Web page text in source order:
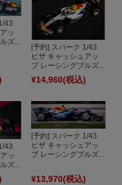
43
ッ
ズ...
[予約] スパーク 1/43
ビザ キャッシュアッ
プ レーシングブルズ...
¥14,960(税込)
43
ッ
ズ...
[予約] スパーク 1/43
ビザ キャッシュアッ
プ レーシングブルズ...
¥13,970(税込)